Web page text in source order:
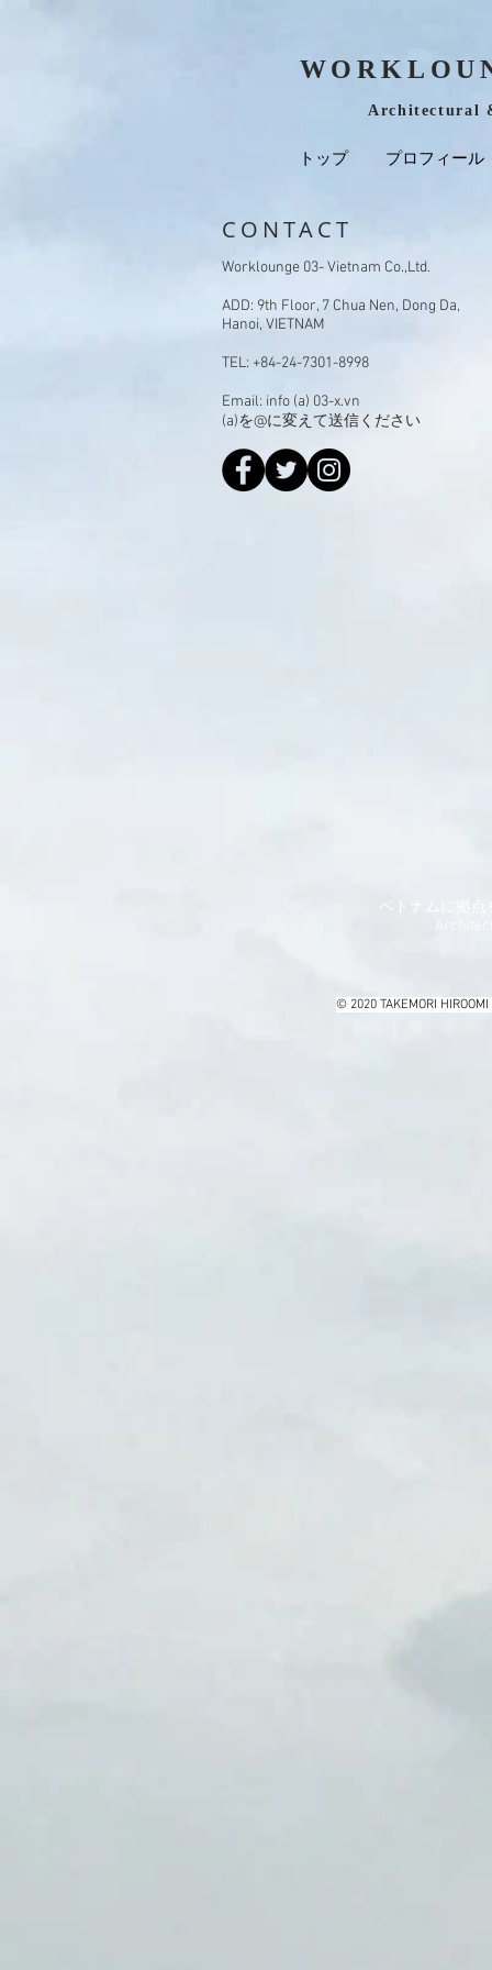
Architectural
トップ プロフィール
CONTACT
Worklounge 03- Vietnam Co.,Ltd.
ADD: 9th Floor, 7 Chua Nen, Dong Da,
Hanoi, VIETNAM
TEL: +84-24-7301-8998
Email: info (a) 03-x.vn
(a)を@に変えて送信ください
© 2020 TAKEMORI